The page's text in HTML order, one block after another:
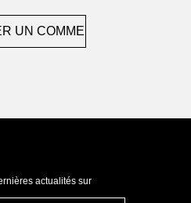
actualités sur